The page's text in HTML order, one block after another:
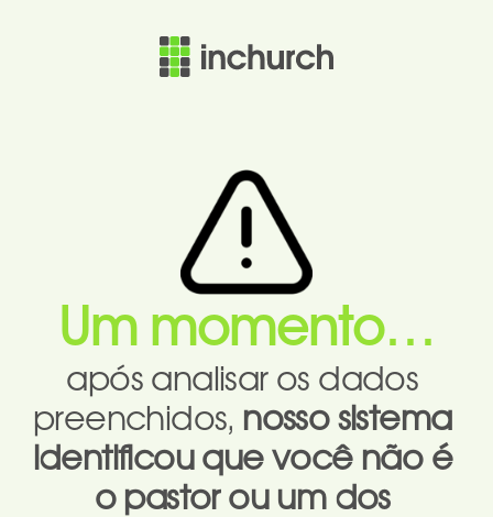
Um momento…
após analisar os dados
preenchidos, nosso sistema
identificou que você não é
o pastor ou um dos